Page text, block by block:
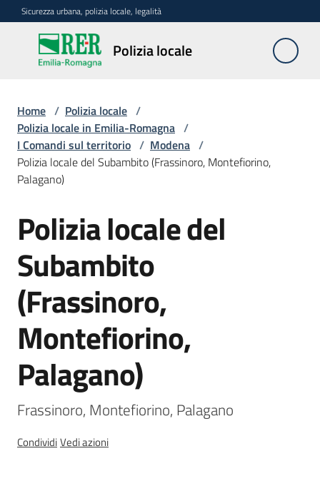
Vai al contenuto
Vai alla navigazione
Vai al footer
Sicurezza urbana, polizia locale, legalità
Polizia locale
Polizia
locale
La
polizia
locale
in
Menu selezionato
Progetti
regionali
Normativa
Sicurezza
urbana,
locale,
Home / Polizia locale /
Polizia locale in Emilia-Romagna /
I Comandi sul territorio / Modena /
Polizia locale del Subambito (Frassinoro, Montefiorino,
Palagano)
Salta al contenuto
Polizia locale del
Subambito
(Frassinoro,
Montefiorino,
Palagano)
Frassinoro, Montefiorino, Palagano
CondividiVedi azioni